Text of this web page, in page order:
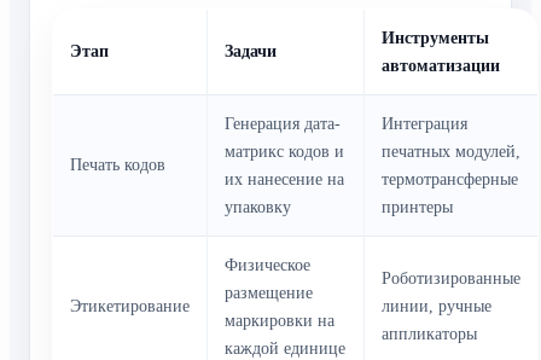
Этап Задачи
Инструменты
автоматизации
Печать кодов
Генерация дата-
матрикс кодов и
их нанесение на
упаковку
Интеграция
печатных модулей,
термотрансферные
принтеры
Этикетирование
Физическое
размещение
маркировки на
каждой единице
Роботизированные
линии, ручные
аппликаторы